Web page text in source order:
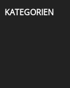
KATEGORIEN